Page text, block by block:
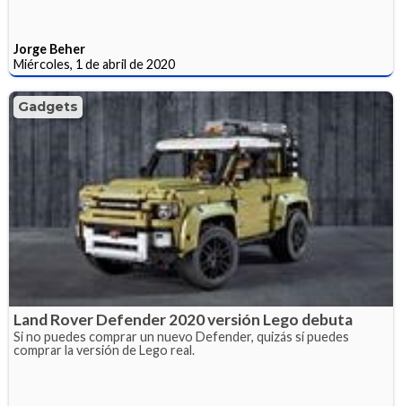
Jorge Beher
Miércoles, 1 de abril de 2020
Gadgets
Land Rover Defender 2020 versión Lego debuta
Si no puedes comprar un nuevo Defender, quizás sí puedes
comprar la versión de Lego real.